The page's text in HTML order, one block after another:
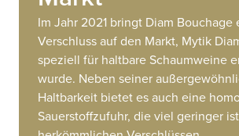
Im Jahr 2021 bringt Diam Bouchage
Verschluss auf den Markt, Mytik
speziell für haltbare Schaumweine
wurde. Neben seiner
Haltbarkeit bietet es auch eine
Sauerstoffzufuhr, die viel geringer